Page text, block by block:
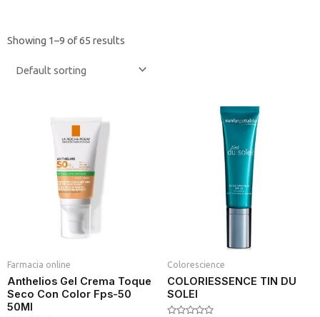
Showing 1–9 of 65 results
Farmacia online
Anthelios Gel Crema Toque
Seco Con Color Fps-50
50Ml
Colorescience
COLORIESSENCE TIN DU
SOLEI